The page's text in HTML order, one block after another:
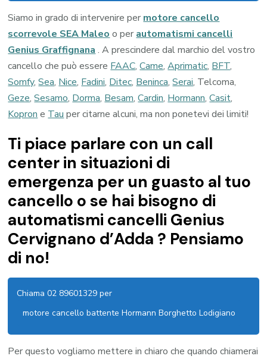
Siamo in grado di intervenire per motore cancello
scorrevole SEA Maleo o per automatismi cancelli
Genius Graffignana . A prescindere dal marchio del vostro
cancello che può essere FAAC,Came,Aprimatic, BFT,
Somfy,Sea, Nice, Fadini, Ditec, Beninca,Serai, Telcoma,
Geze,Sesamo, Dorma, Besam,Cardin, Hormann,Casit,
Kopron e Tau per citarne alcuni, ma non ponetevi dei limiti!
Ti piace parlare con un call
center in situazioni di
emergenza per un guasto al tuo
cancello o se hai bisogno di
automatismi cancelli Genius
Cervignano d’Adda ? Pensiamo
di no!
Chiama 02 89601329 per
motore cancello battente Hormann Borghetto Lodigiano
Per questo vogliamo mettere in chiaro che quando chiamerai